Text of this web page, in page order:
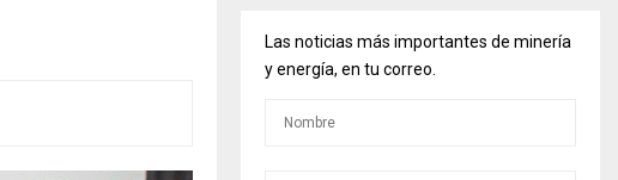
Las noticias más importantes de minería
y energía, en tu correo.